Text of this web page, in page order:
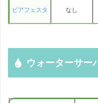
ビアフェスタ なし
ウォーターサー